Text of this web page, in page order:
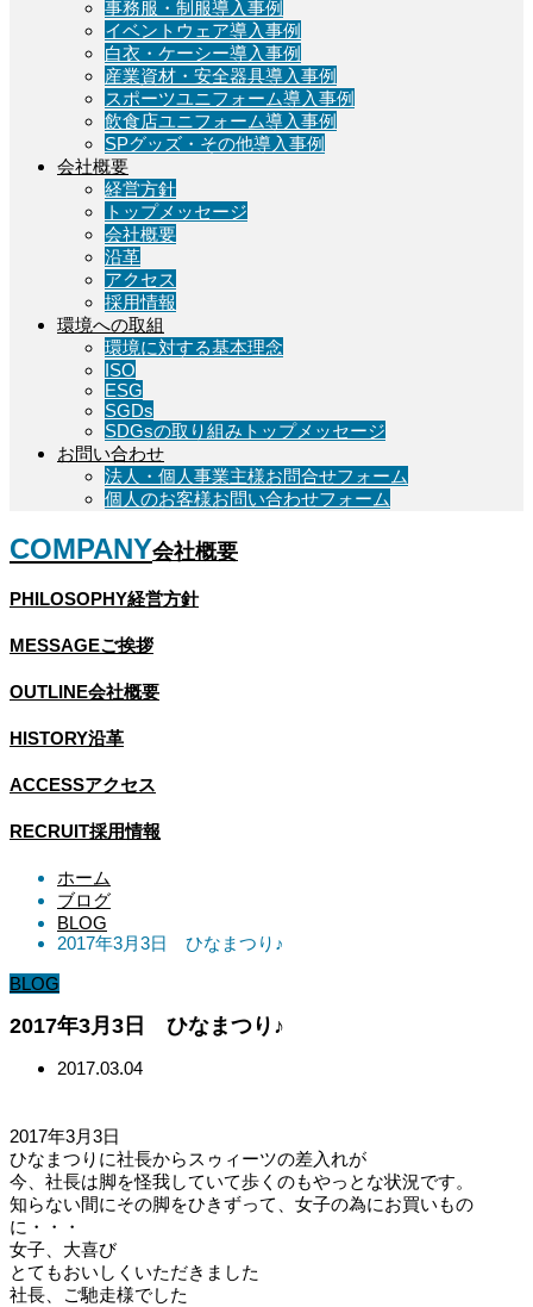
事務服・制服導入事例
イベントウェア導入事例
白衣・ケーシー導入事例
産業資材・安全器具導入事例
スポーツユニフォーム導入事例
飲食店ユニフォーム導入事例
SPグッズ・その他導入事例
会社概要
経営方針
トップメッセージ
会社概要
沿革
アクセス
採用情報
環境への取組
環境に対する基本理念
ISO
ESG
SGDs
SDGsの取り組みトップメッセージ
お問い合わせ
法人・個人事業主様お問合せフォーム
個人のお客様お問い合わせフォーム
COMPANY会社概要
PHILOSOPHY経営方針
MESSAGEご挨拶
OUTLINE会社概要
HISTORY沿革
ACCESSアクセス
RECRUIT採用情報
ホーム
ブログ
BLOG
2017年3月3日 ひなまつり♪
BLOG
2017年3月3日 ひなまつり♪
2017.03.04
2017年3月3日
ひなまつりに社長からスゥィーツの差入れが
今、社長は脚を怪我していて歩くのもやっとな状況です。
知らない間にその脚をひきずって、女子の為にお買いもの
に・・・
女子、大喜び
とてもおいしくいただきました
社長、ご馳走様でした